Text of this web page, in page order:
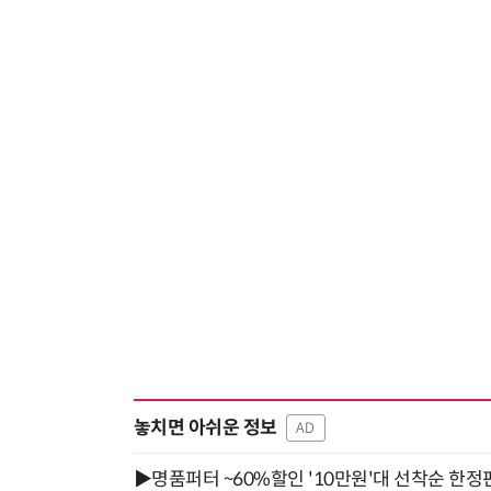
놓치면 아쉬운 정보 AD
▶명품퍼터 ~60%할인 '10만원'대 선착순 한정